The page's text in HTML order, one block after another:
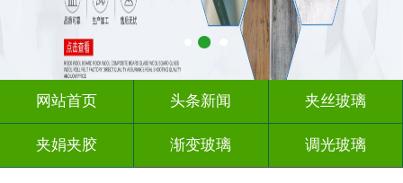
网站首页 头条新闻 夹丝玻璃
夹娟夹胶 渐变玻璃 调光玻璃